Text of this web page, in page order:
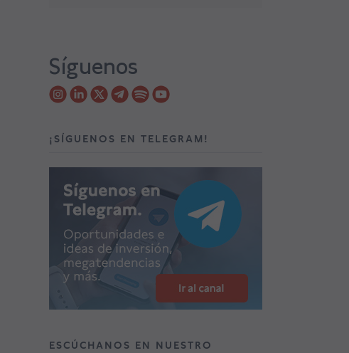
Síguenos
¡SÍGUENOS EN TELEGRAM!
ESCÚCHANOS EN NUESTRO